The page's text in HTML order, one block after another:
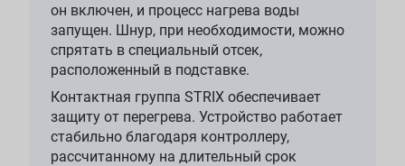
он включен, и процесс нагрева воды
запущен. Шнур, при необходимости, можно
спрятать в специальный отсек,
расположенный в подставке.
Контактная группа STRIX обеспечивает
защиту от перегрева. Устройство работает
стабильно благодаря контроллеру,
рассчитанному на длительный срок